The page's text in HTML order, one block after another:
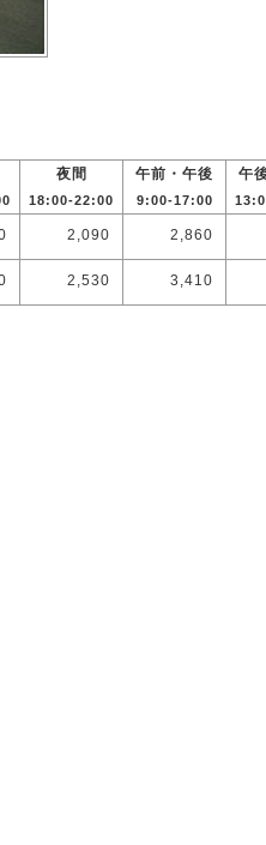
夜間
18:00-22:00
午前・午後
9:00-17:00
午
2,090 2,860
2,530 3,410